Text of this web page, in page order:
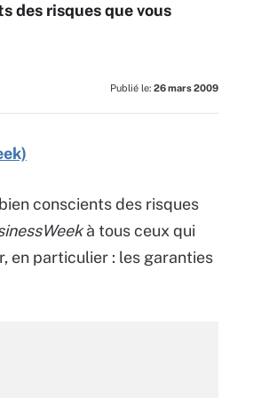
des risques que vous
Publié le: 26 mars 2009
conscients des risques
à tous ceux qui
en particulier : les garanties